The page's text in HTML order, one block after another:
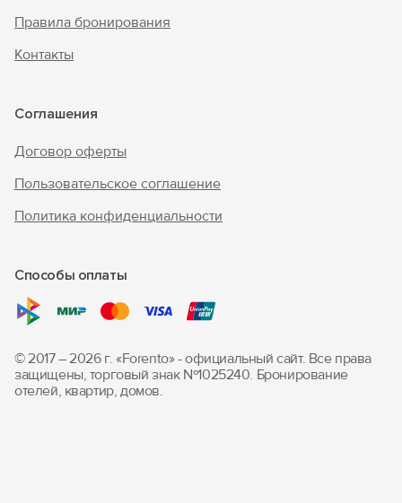
Правила бронирования
Контакты
Соглашения
Договор оферты
Пользовательское соглашение
Политика конфиденциальности
Способы оплаты
© 2017 – 2026 г. «Forento» - официальный сайт. Все права
защищены, торговый знак Nº1025240. Бронирование
отелей, квартир, домов.